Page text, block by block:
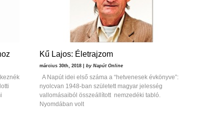
Kű Lajos: Életrajzom
március 30th, 2018 | by Napút Online
A Napút idei első száma a “hetvenesek évkönyve”:
nyolcvan 1948-ban született magyar jelesség
vallomásaiból összeállított nemzedéki tabló.
Nyomdában volt